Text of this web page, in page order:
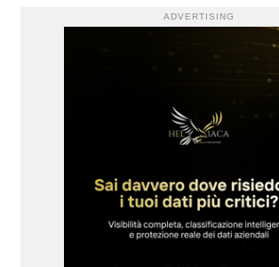
ADVERTISING